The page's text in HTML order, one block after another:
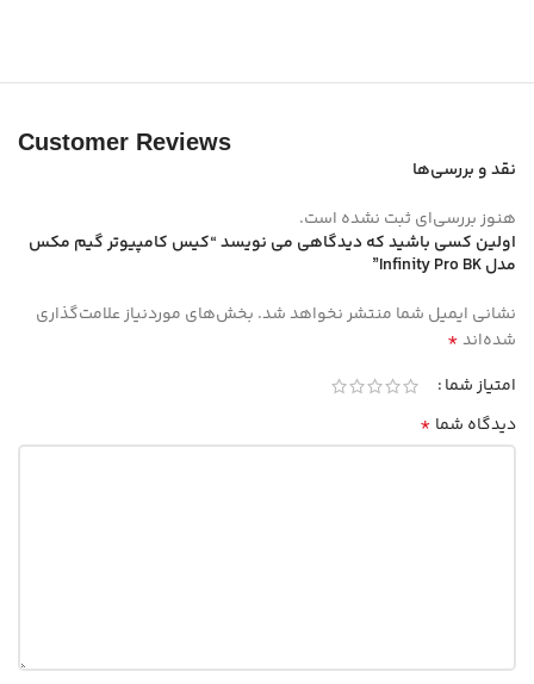
Customer Reviews
نقد و بررسی‌ها
هنوز بررسی‌ای ثبت نشده است.
اولین کسی باشید که دیدگاهی می نویسد “کیس کامپیوتر گیم مکس
مدل Infinity Pro BK”
نشانی ایمیل شما منتشر نخواهد شد. بخش‌های موردنیاز علامت‌گذاری
شده‌اند*
امتیاز شما
دیدگاه شما *